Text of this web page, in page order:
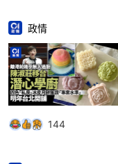
政情
144